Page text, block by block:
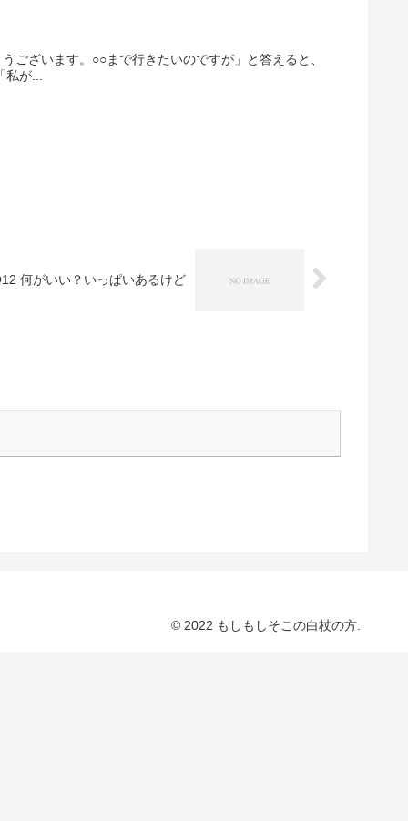
ございます。○○まで行きたいのですが」と答えると、
が...
何がいい？いっぱいあるけど
© 2022 もしもしそこの白杖の方.